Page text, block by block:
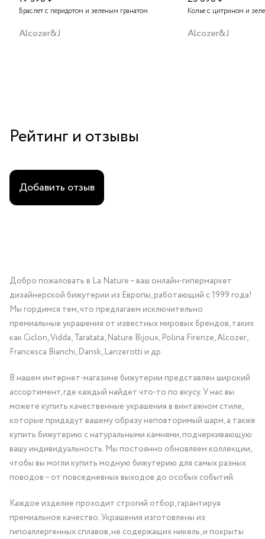
Браслет с перидотом и зеленым гранатом
Alcozer&J
Колье с цитрином и
Alcozer&J
Рейтинг и отзывы
Добавить отзыв
Добро пожаловать в La Nature – ваш онлайн-гипермаркет
дизайнерской бижутерии из Европы, работающий с 1999 года!
Мы гордимся тем, что предлагаем исключительно
премиальные украшения от известных мировых брендов, таких
как Ciclon, Vidda, Taratata, Nature Bijoux, Polina Firenze, Alcozer,
Francesca Bianchi, Dansk, Lanzerotti и др.
В нашем интернет-магазине бижутерии представлен широкий
ассортимент, где каждый найдет что-то по вкусу. У нас вы
можете купить качественные украшения в винтажном стиле,
которые придадут вашему образу неповторимый шарм, а также
купить бижутерию с натуральными камнями, подчеркивающую
вашу индивидуальность. Мы постоянно обновляем коллекции,
чтобы вы могли купить модную бижутерию для самых разных
поводов – от повседневных выходов до особых событий.
Каждое изделие проходит строгий отбор, гарантируя
премиальное качество. Украшения изготовлены из
гипоаллергенных сплавов, не содержащих никель, и покрыты